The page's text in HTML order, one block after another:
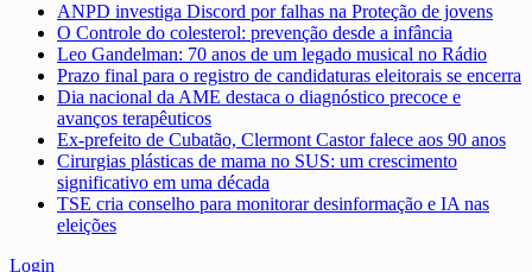
ANPD investiga Discord por falhas na Proteção de jovens
O Controle do colesterol: prevenção desde a infância
Leo Gandelman: 70 anos de um legado musical no Rádio
Prazo final para o registro de candidaturas eleitorais se encerra
Dia nacional da AME destaca o diagnóstico precoce e
avanços terapêuticos
Ex-prefeito de Cubatão, Clermont Castor falece aos 90 anos
Cirurgias plásticas de mama no SUS: um crescimento
significativo em uma década
TSE cria conselho para monitorar desinformação e IA nas
eleições
Login